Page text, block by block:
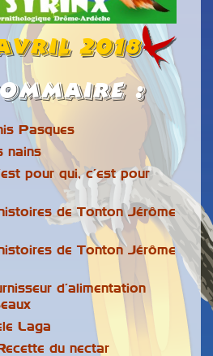
2018
:
Pasques
nains
pour qui, c’est pour
de Tonton Jérôme
de Tonton Jérôme
d’alimentation
Laga
du nectar